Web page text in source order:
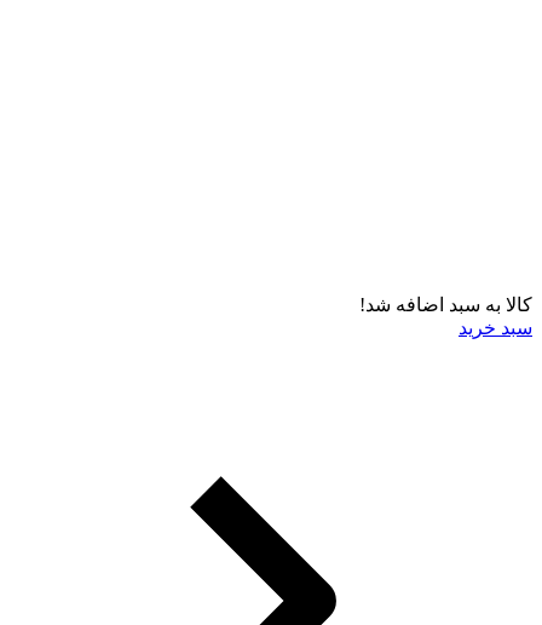
کالا به سبد اضافه شد!
سبد خرید